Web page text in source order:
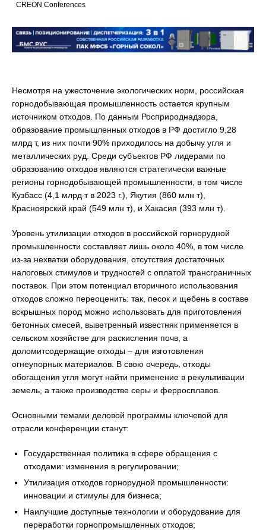
CREON Conferences
Несмотря на ужесточение экологических норм, российская
горнодобывающая промышленность остается крупным
источником отходов. По данным Росприроднадзора,
образование промышленных отходов в РФ достигло 9,28
млрд т, из них почти 90% приходилось на добычу угля и
металлических руд. Среди субъектов РФ лидерами по
образованию отходов являются стратегически важные
регионы горнодобывающей промышленности, в том числе
Кузбасс (4,1 млрд т в 2023 г.), Якутия (860 млн т),
Красноярский край (549 млн т), и Хакасия (393 млн т).
Уровень утилизации отходов в российской горнорудной
промышленности составляет лишь около 40%, в том числе
из-за нехватки оборудования, отсутствия достаточных
налоговых стимулов и трудностей с оплатой трансграничных
поставок. При этом потенциал вторичного использования
отходов сложно переоценить: так, песок и щебень в составе
вскрышных пород можно использовать для приготовления
бетонных смесей, выветренный известняк применяется в
сельском хозяйстве для раскисления почв, а
доломитсодержащие отходы – для изготовления
огнеупорных материалов. В свою очередь, отходы
обогащения угля могут найти применение в рекультивации
земель, а также производстве серы и ферросплавов.
Основными темами деловой программы ключевой для
отрасли конференции станут:
Государственная политика в сфере обращения с
отходами: изменения в регулировании;
Утилизация отходов горнорудной промышленности:
инновации и стимулы для бизнеса;
Наилучшие доступные технологии и оборудование для
переработки горнопромышленных отходов;